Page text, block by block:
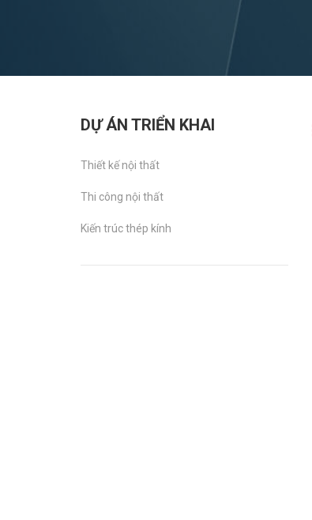
DỰ ÁN TRIỂN KHAI
Thiết kế nội thất
Thi công nội thất
Kiến trúc thép kính